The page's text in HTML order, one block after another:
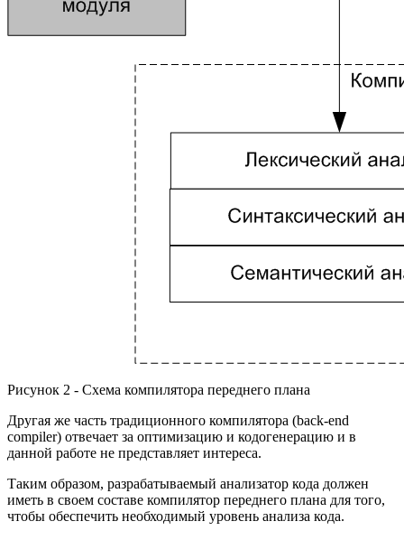
Рисунок 2 - Схема компилятора переднего плана
Другая же часть традиционного компилятора (back-end
compiler) отвечает за оптимизацию и кодогенерацию и в
данной работе не представляет интереса.
Таким образом, разрабатываемый анализатор кода должен
иметь в своем составе компилятор переднего плана для того,
чтобы обеспечить необходимый уровень анализа кода.